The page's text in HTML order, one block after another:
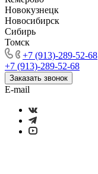
Новокузнецк
Новосибирск
Сибирь
Томск
+7 (913)-289-52-68
+7 (913)-289-52-68
Заказать звонок
E-mail